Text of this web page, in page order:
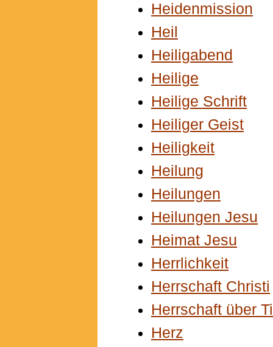
Heidenmission
Heil
Heiligabend
Heilige
Heilige Schrift
Heiliger Geist
Heiligkeit
Heilung
Heilungen
Heilungen Jesu
Heimat Jesu
Herrlichkeit
Herrschaft Christi
Herrschaft über
Herz